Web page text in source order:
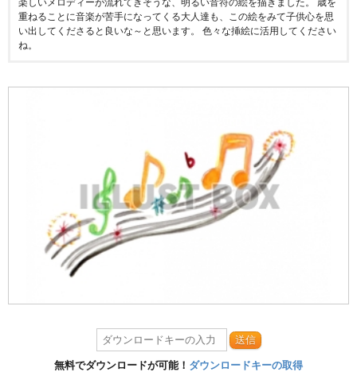
楽しいメロディーが流れてきそうな、明るい音符の絵を描きました。 歳を
重ねることに音楽が苦手になってくる大人達も、この絵をみて子供心を思
い出してくださると良いな～と思います。 色々な挿絵に活用してください
ね。
送信
無料でダウンロードが可能！ ダウンロードキーの取得